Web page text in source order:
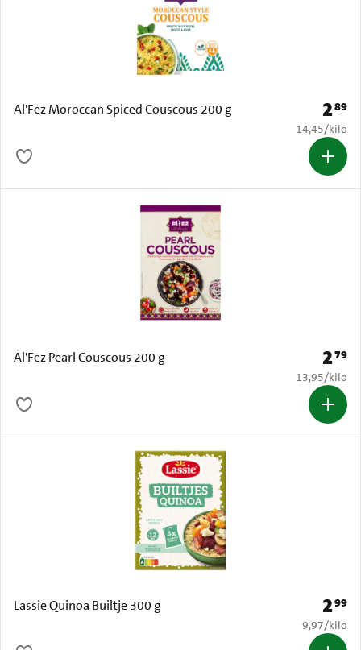
Al'Fez Moroccan Spiced Couscous 200 g Prijs:
289
€ 14,45 per
14,45/kilo
Al'Fez Pearl Couscous 200 g Prijs:
279
€ 13,95 per
13,95/kilo
Lassie Quinoa Builtje 300 g Prijs:
299
€ 9,97 per
9,97/kilo